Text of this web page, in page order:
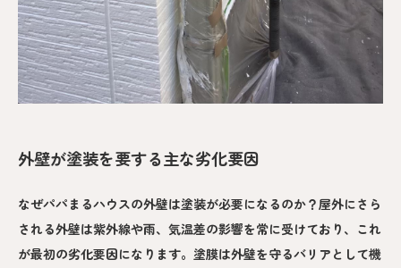
外壁が塗装を要する主な劣化要因
なぜパパまるハウスの外壁は塗装が必要になるのか？屋外にさら
される外壁は紫外線や雨、気温差の影響を常に受けており、これ
が最初の劣化要因になります。塗膜は外壁を守るバリアとして機